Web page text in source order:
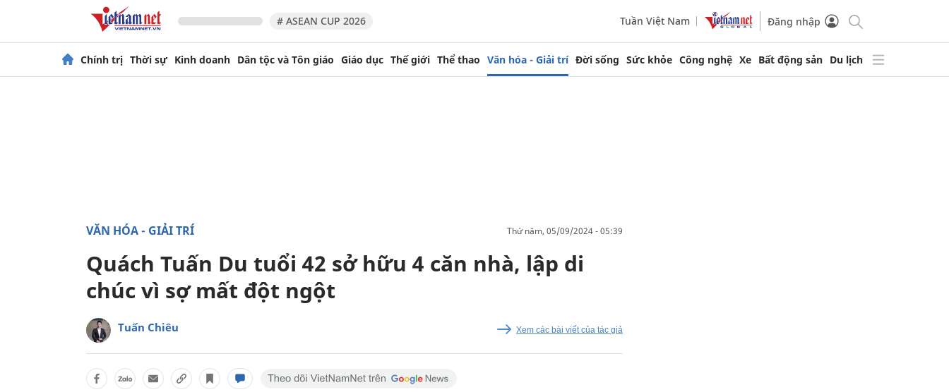
# ASEAN CUP 2026 Tuần Việt Nam Đăng nhập
Chính trị Thời sự Kinh doanh Dân tộc và Tôn giáo Giáo dục Thế giới Thể thao Văn hóa - Giải trí Đời sống Sức khỏe Công nghệ Xe Bất động sản Du lịch
VĂN HÓA - GIẢI TRÍ thứ năm, 05/09/2024 - 05:39
Quách Tuấn Du tuổi 42 sở hữu 4 căn nhà, lập di
chúc vì sợ mất đột ngột
Tuấn Chiêu Xem các bài viết của tác giả